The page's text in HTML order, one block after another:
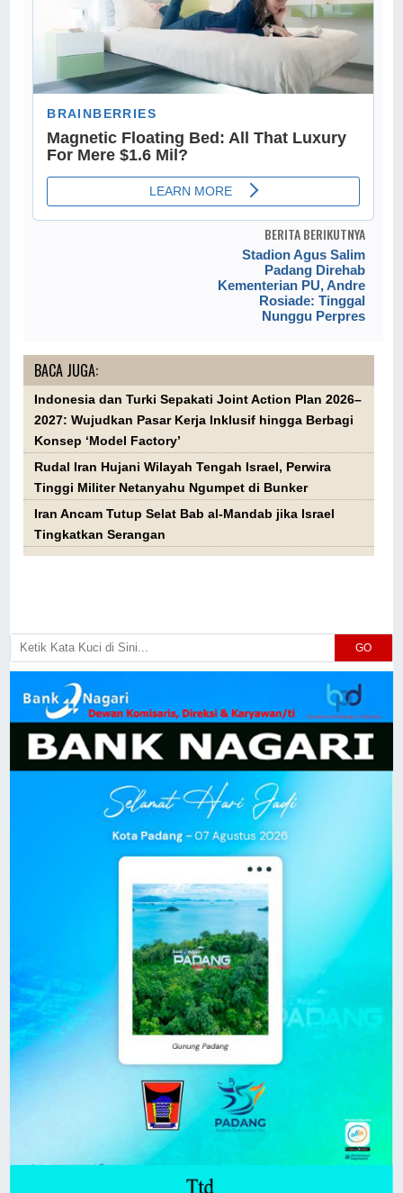
BERITA BERIKUTNYA
Stadion Agus Salim
Padang Direhab
Kementerian PU, Andre
Rosiade: Tinggal
Nunggu Perpres
BACA JUGA:
Indonesia dan Turki Sepakati Joint Action Plan 2026–
2027: Wujudkan Pasar Kerja Inklusif hingga Berbagi
Konsep ‘Model Factory’
Rudal Iran Hujani Wilayah Tengah Israel, Perwira
Tinggi Militer Netanyahu Ngumpet di Bunker
Iran Ancam Tutup Selat Bab al-Mandab jika Israel
Tingkatkan Serangan
GO